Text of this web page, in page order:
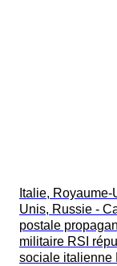
Italie, Royaume-
Unis, Russie -
postale
militaire RSI
sociale italienne